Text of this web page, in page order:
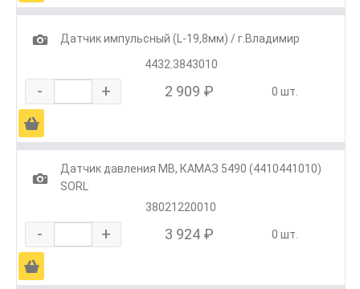
1
Датчик импульсный (L-19,8мм) / г.Владимир
4432.3843010
- + 2 909 ₽ 0 шт.
Ä
1
Датчик давления MB, КАМАЗ 5490 (4410441010)
SORL
38021220010
- + 3 924 ₽ 0 шт.
Ä